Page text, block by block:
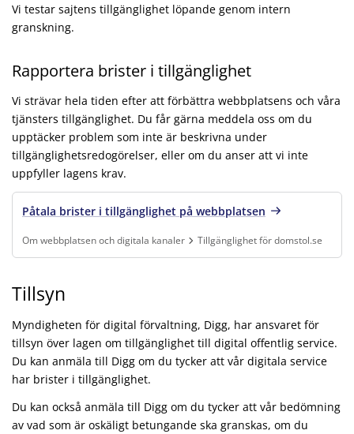
Vi testar sajtens tillgänglighet löpande genom intern
granskning.
Rapportera brister i tillgänglighet
Vi strävar hela tiden efter att förbättra webbplatsens och våra
tjänsters tillgänglighet. Du får gärna meddela oss om du
upptäcker problem som inte är beskrivna under
tillgänglighetsredogörelser, eller om du anser att vi inte
uppfyller lagens krav.
Påtala brister i tillgänglighet på webbplatsen
Om webbplatsen och digitala kanaler
Tillgänglighet för domstol.se
Finns under:Om webbplatsen och digitala kanaler, Tillgänglighet för
Tillsyn
Myndigheten för digital förvaltning, Digg, har ansvaret för
tillsyn över lagen om tillgänglighet till digital offentlig service.
Du kan anmäla till Digg om du tycker att vår digitala service
har brister i tillgänglighet.
Du kan också anmäla till Digg om du tycker att vår bedömning
av vad som är oskäligt betungande ska granskas, om du